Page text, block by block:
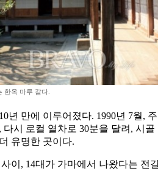
한옥 마루 같다.
만에 이루어졌다. 1990년 7월,
시 로컬 열차로 30분을 달려, 시
유명한 곳이다.
이, 14대가 가마에서 나왔다는